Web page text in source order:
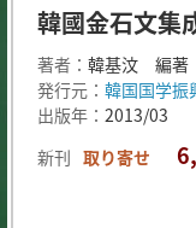
韓國金石文
著者： 韓基汶 編著
発行元： 韓国国学振
出版年： 2013/03
新刊 取り寄せ